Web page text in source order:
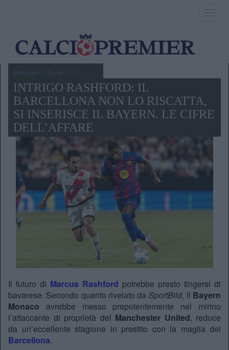
08 Giugno 2026,ore 13.35
INTRIGO RASHFORD: IL
BARCELLONA NON LO RISCATTA,
SI INSERISCE IL BAYERN. LE CIFRE
DELL’AFFARE
Il futuro di Marcus Rashford potrebbe presto tingersi di
bavarese. Secondo quanto rivelato da SportBild, il Bayern
Monaco avrebbe messo prepotentemente nel mirino
l’attaccante di proprietà del Manchester United, reduce
da un’eccellente stagione in prestito con la maglia del
Barcellona.